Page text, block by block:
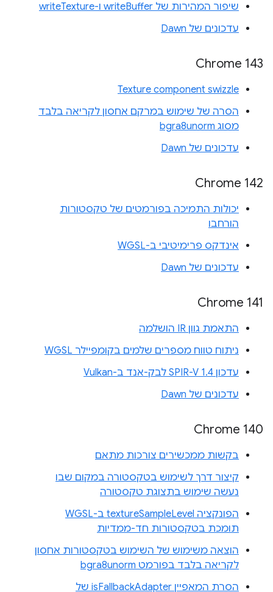
שיפור המהירות של writeBuffer ו-writeTexture
עדכונים של Dawn
Chrome 143
Texture component swizzle
הסרה של שימוש במרקם אחסון לקריאה בלבד
מסוג bgra8unorm
עדכונים של Dawn
Chrome 142
יכולות התמיכה בפורמטים של טקסטורות
הורחבו
אינדקס פרימיטיבי ב-WGSL
עדכונים של Dawn
Chrome 141
התאמת גוון IR הושלמה
ניתוח טווח מספרים שלמים בקומפיילר WGSL
עדכון SPIR-V 1.4 לבק-אנד ב-Vulkan
עדכונים של Dawn
Chrome 140
בקשות ממכשירים צורכות מתאם
קיצור דרך לשימוש בטקסטורה במקום שבו
נעשה שימוש בתצוגת טקסטורה
הפונקציה textureSampleLevel ב-WGSL
תומכת בטקסטורות חד-ממדיות
הוצאה משימוש של השימוש בטקסטורות אחסון
לקריאה בלבד בפורמט bgra8unorm
הסרת המאפיין isFallbackAdapter של